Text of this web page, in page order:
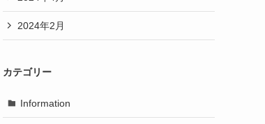
2024年2月
カテゴリー
Information